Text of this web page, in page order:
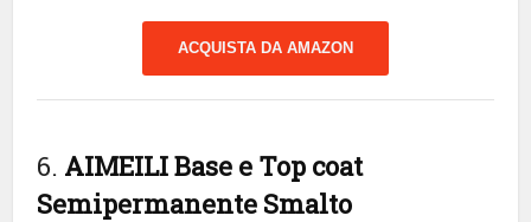
ACQUISTA DA AMAZON
6. AIMEILI Base e Top coat
Semipermanente Smalto